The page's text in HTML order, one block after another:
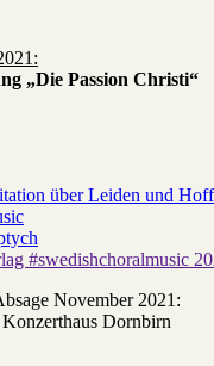
„Die Passion Christi“
über Leiden und
#swedishchoralmusic
November 2021:
Dornbirn